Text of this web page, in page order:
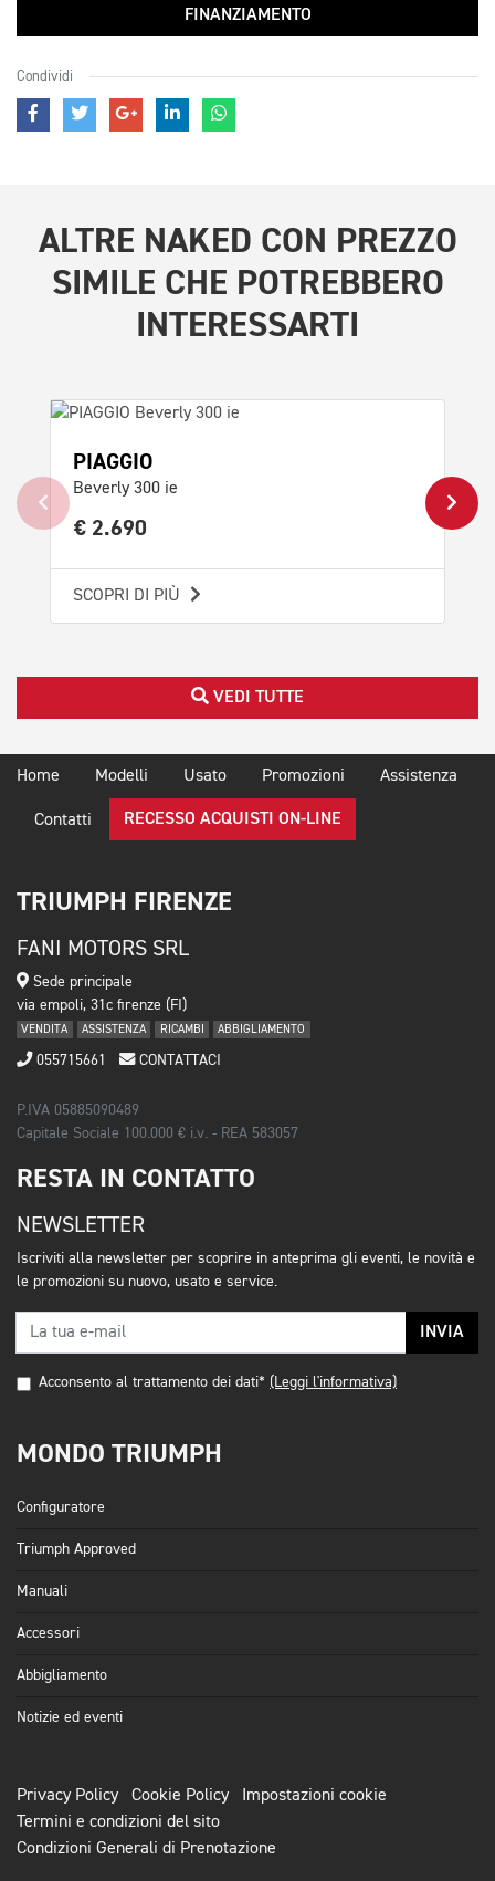
FINANZIAMENTO
Condividi
ALTRE NAKED CON PREZZO
SIMILE CHE POTREBBERO
INTERESSARTI
PIAGGIO
Beverly 300 ie
€ 2.690
SCOPRI DI PIÙ
€
VEDI TUTTE
Home Modelli Usato Promozioni Assistenza
Contatti RECESSO ACQUISTI ON-LINE
TRIUMPH FIRENZE
FANI MOTORS SRL
Sede principale
via empoli, 31c firenze (FI)
VENDITA ASSISTENZA RICAMBI ABBIGLIAMENTO
055715661 CONTATTACI
P.IVA 05885090489
Capitale Sociale 100.000 € i.v. - REA 583057
RESTA IN CONTATTO
NEWSLETTER
Iscriviti alla newsletter per scoprire in anteprima gli eventi, le novità e
le promozioni su nuovo, usato e service.
INVIA
Acconsento al trattamento dei dati* (Leggi l'informativa)
MONDO TRIUMPH
Configuratore
Triumph Approved
Manuali
Accessori
Abbigliamento
Notizie ed eventi
Privacy Policy Cookie Policy
Impostazioni cookie
Termini e condizioni del sito
Condizioni Generali di Prenotazione